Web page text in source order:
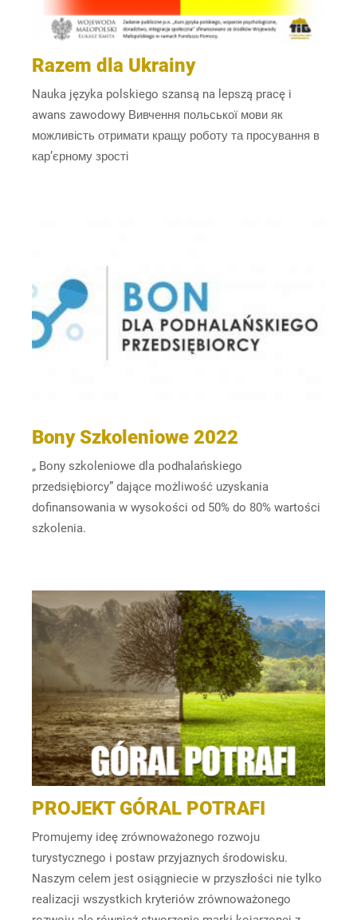
Razem dla Ukrainy
Nauka języka polskiego szansą na lepszą pracę i
awans zawodowy Вивчення польської мови як
можливість отримати кращу роботу та просування в
кар’єрному зрості
Bony Szkoleniowe 2022
„ Bony szkoleniowe dla podhalańskiego
przedsiębiorcy” dające możliwość uzyskania
dofinansowania w wysokości od 50% do 80% wartości
szkolenia.
PROJEKT GÓRAL POTRAFI
Promujemy ideę zrównoważonego rozwoju
turystycznego i postaw przyjaznych środowisku.
Naszym celem jest osiągniecie w przyszłości nie tylko
realizacji wszystkich kryteriów zrównoważonego